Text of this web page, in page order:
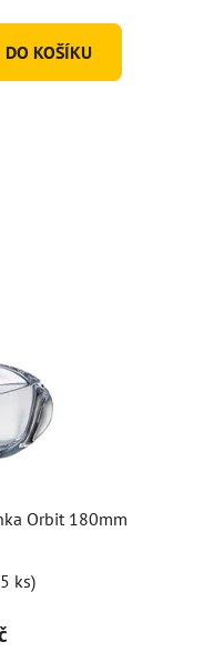
DO KOŠÍKU
Orbit 180mm
ks)